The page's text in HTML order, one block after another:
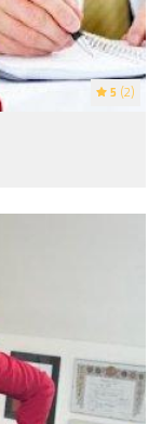
5 (2)